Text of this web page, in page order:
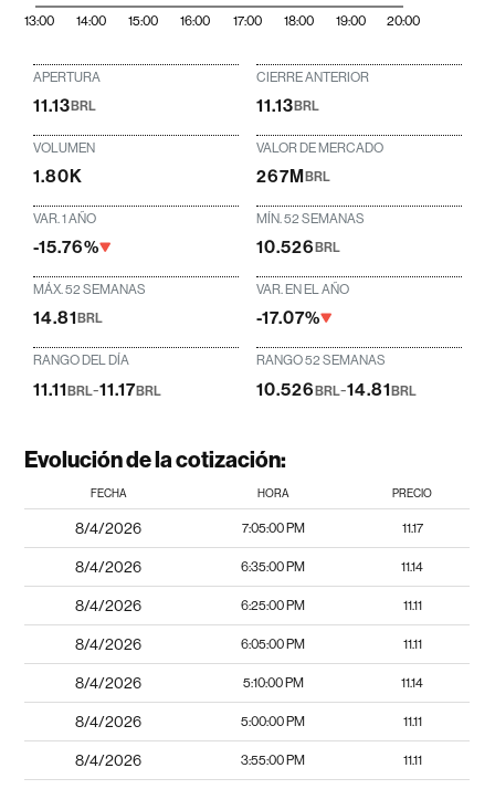
13:00 14:00 15:00 16:00 17:00 18:00 19:00 20:00
APERTURA
11.13BRL
CIERRE ANTERIOR
11.13BRL
VOLUMEN
1.80K
VALOR DE MERCADO
267MBRL
VAR. 1 AÑO
-15.76%
MÍN. 52 SEMANAS
10.526BRL
MÁX. 52 SEMANAS
14.81BRL
VAR. EN EL AÑO
-17.07%
RANGO DEL DÍA
11.11BRL-11.17BRL
RANGO 52 SEMANAS
10.526 BRL-14.81 BRL
Evolución de la cotización:
FECHA HORA PRECIO
8/4/2026 7:05:00 PM 11.17
8/4/2026 6:35:00 PM 11.14
8/4/2026 6:25:00 PM 11.11
8/4/2026 6:05:00 PM 11.11
8/4/2026 5:10:00 PM 11.14
8/4/2026 5:00:00 PM 11.11
8/4/2026 3:55:00 PM 11.11